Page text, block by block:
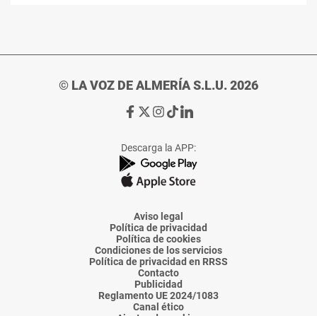
© LA VOZ DE ALMERÍA S.L.U. 2026
Ir
de
La
Voz
Almería
Ir
de
La
Voz
Almería
Ir
de
La
Voz
Almería
Ir
de
La
Voz
Almería
Ir
de
La
Voz
Descarga la APP:
Aviso legal
Política de privacidad
Política de cookies
Condiciones de los servicios
Política de privacidad en RRSS
Contacto
Publicidad
Reglamento UE 2024/1083
Canal ético